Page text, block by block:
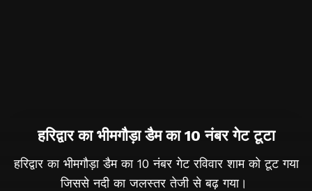
हरिद्वार का भीमगौड़ा डैम का 10 नंबर गेट टूटा
हरिद्वार का भीमगौड़ा डैम का 10 नंबर गेट रविवार शाम को टूट गया
जिससे नदी का जलस्तर तेजी से बढ़ गया।